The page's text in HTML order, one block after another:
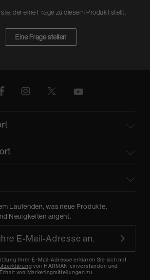
der eine Frage zu diesem Produkt stellt.
Eine Frage stellen
Laufenden, was neue Produkte,
Neuigkeiten angeht.
Ihrer E-Mail-Adresse erklären Sie sich mit
von HARMAN einverstanden und
von Marketingmitteilungen zu.